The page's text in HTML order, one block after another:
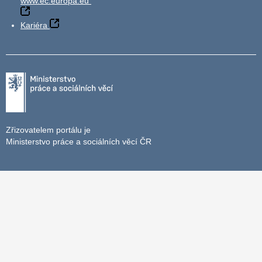
Kariéra
Zřizovatelem portálu je
Ministerstvo práce a sociálních věcí ČR